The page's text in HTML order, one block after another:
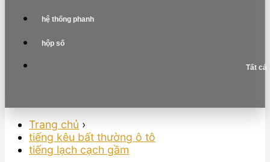
hệ thống phanh
hộp số
Tất cả
Trang chủ ›
tiếng kêu bất thường ô tô
tiếng lạch cạch gầm